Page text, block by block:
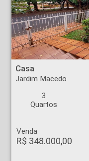
Casa - Jardim Macedo - Ribeirão Preto
Casa
Jardim Macedo
3
Quartos
Venda
R$ 348.000,00